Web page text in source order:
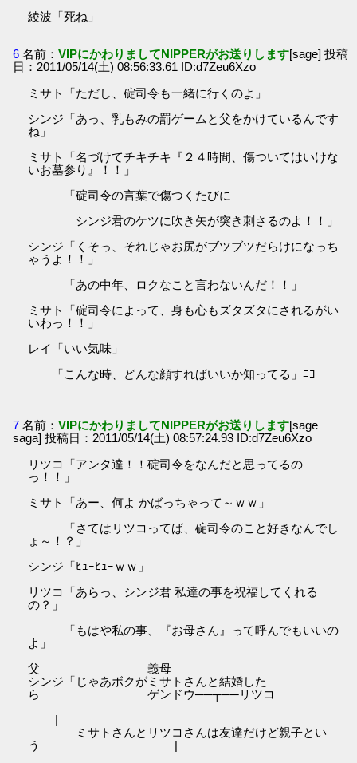
綾波「死ね」
6 名前：VIPにかわりましてNIPPERがお送りします[sage] 投稿
日：2011/05/14(土) 08:56:33.61 ID:d7Zeu6Xzo
ミサト「ただし、碇司令も一緒に行くのよ」
シンジ「あっ、乳もみの罰ゲームと父をかけているんです
ね」
ミサト「名づけてチキチキ『２４時間、傷ついてはいけな
いお墓参り』！！」
「碇司令の言葉で傷つくたびに
シンジ君のケツに吹き矢が突き刺さるのよ！！」
シンジ「くそっ、それじゃお尻がブツブツだらけになっち
ゃうよ！！」
「あの中年、ロクなこと言わないんだ！！」
ミサト「碇司令によって、身も心もズタズタにされるがい
いわっ！！」
レイ「いい気味」
「こんな時、どんな顔すればいいか知ってる」ﾆｺ
7 名前：VIPにかわりましてNIPPERがお送りします[sage
saga] 投稿日：2011/05/14(土) 08:57:24.93 ID:d7Zeu6Xzo
リツコ「アンタ達！！碇司令をなんだと思ってるの
っ！！」
ミサト「あー、何よ かばっちゃって～ｗｗ」
「さてはリツコってば、碇司令のこと好きなんでし
ょ～！？」
シンジ「ﾋｭｰﾋｭｰｗｗ」
リツコ「あらっ、シンジ君 私達の事を祝福してくれる
の？」
「もはや私の事、『お母さん』って呼んでもいいの
よ」
父 義母
シンジ「じゃあボクがミサトさんと結婚した
ら ゲンドウ──┬──リツコ
|
ミサトさんとリツコさんは友達だけど親子とい
う |